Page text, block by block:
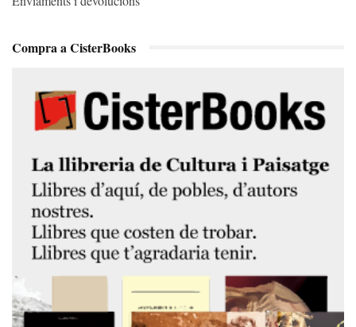
Compra a CisterBooks